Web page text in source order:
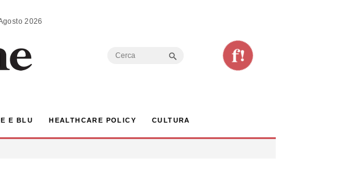
- domenica 9 Agosto 2026
Search
E BLU HEALTHCARE POLICY CULTURA